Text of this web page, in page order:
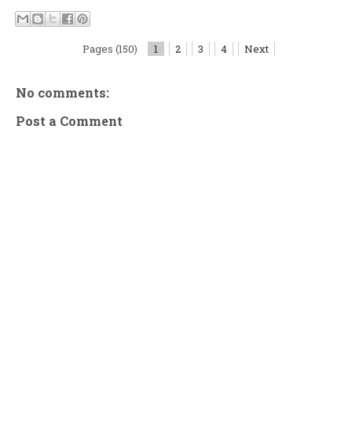
Pages (150) 1 2 3 4 Next
No comments:
Post a Comment